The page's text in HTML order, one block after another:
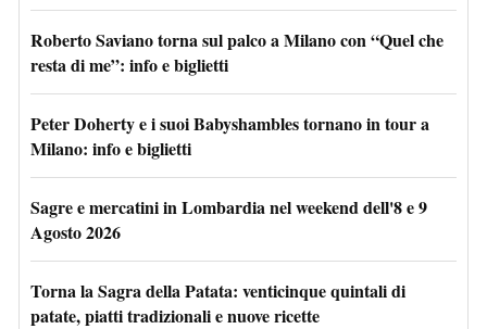
Roberto Saviano torna sul palco a Milano con “Quel che
resta di me”: info e biglietti
Peter Doherty e i suoi Babyshambles tornano in tour a
Milano: info e biglietti
Sagre e mercatini in Lombardia nel weekend dell'8 e 9
Agosto 2026
Torna la Sagra della Patata: venticinque quintali di
patate, piatti tradizionali e nuove ricette